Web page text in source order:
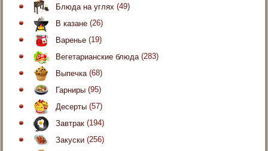
Блюда на углях (49)
В казане (26)
Варенье (19)
Вегетарианские блюда (283)
Выпечка (68)
Гарниры (95)
Десерты (57)
Завтрак (194)
Закуски (256)